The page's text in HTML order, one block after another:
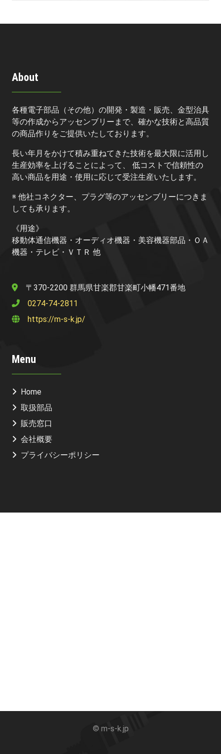
About
各種電子部品（その他）の開発・製造・販売、金型治具
等の作成からアッセンブリーまで、確かな技術と高品質
の商品作りをご提供いたしております。
長い年月をかけて積み重ねてきた技術を最大限に活用し
生産効率を上げることによって、 低コストで信頼性の
高い商品を用途・使用に応じて受注生産いたします。
※ 他社コネクター、プラグ等のアッセンブリーにつきま
しても承ります。
《用途》
移動体通信機器・オーディオ機器・美容機器部品・ＯＡ
機器・テレビ・ＶＴＲ 他
〒370-2200 群馬県甘楽郡甘楽町小幡471番地
0274-74-2811
https://m-s-k.jp/
Menu
Home
取扱部品
販売窓口
会社概要
プライバシーポリシー
© m-s-k.jp